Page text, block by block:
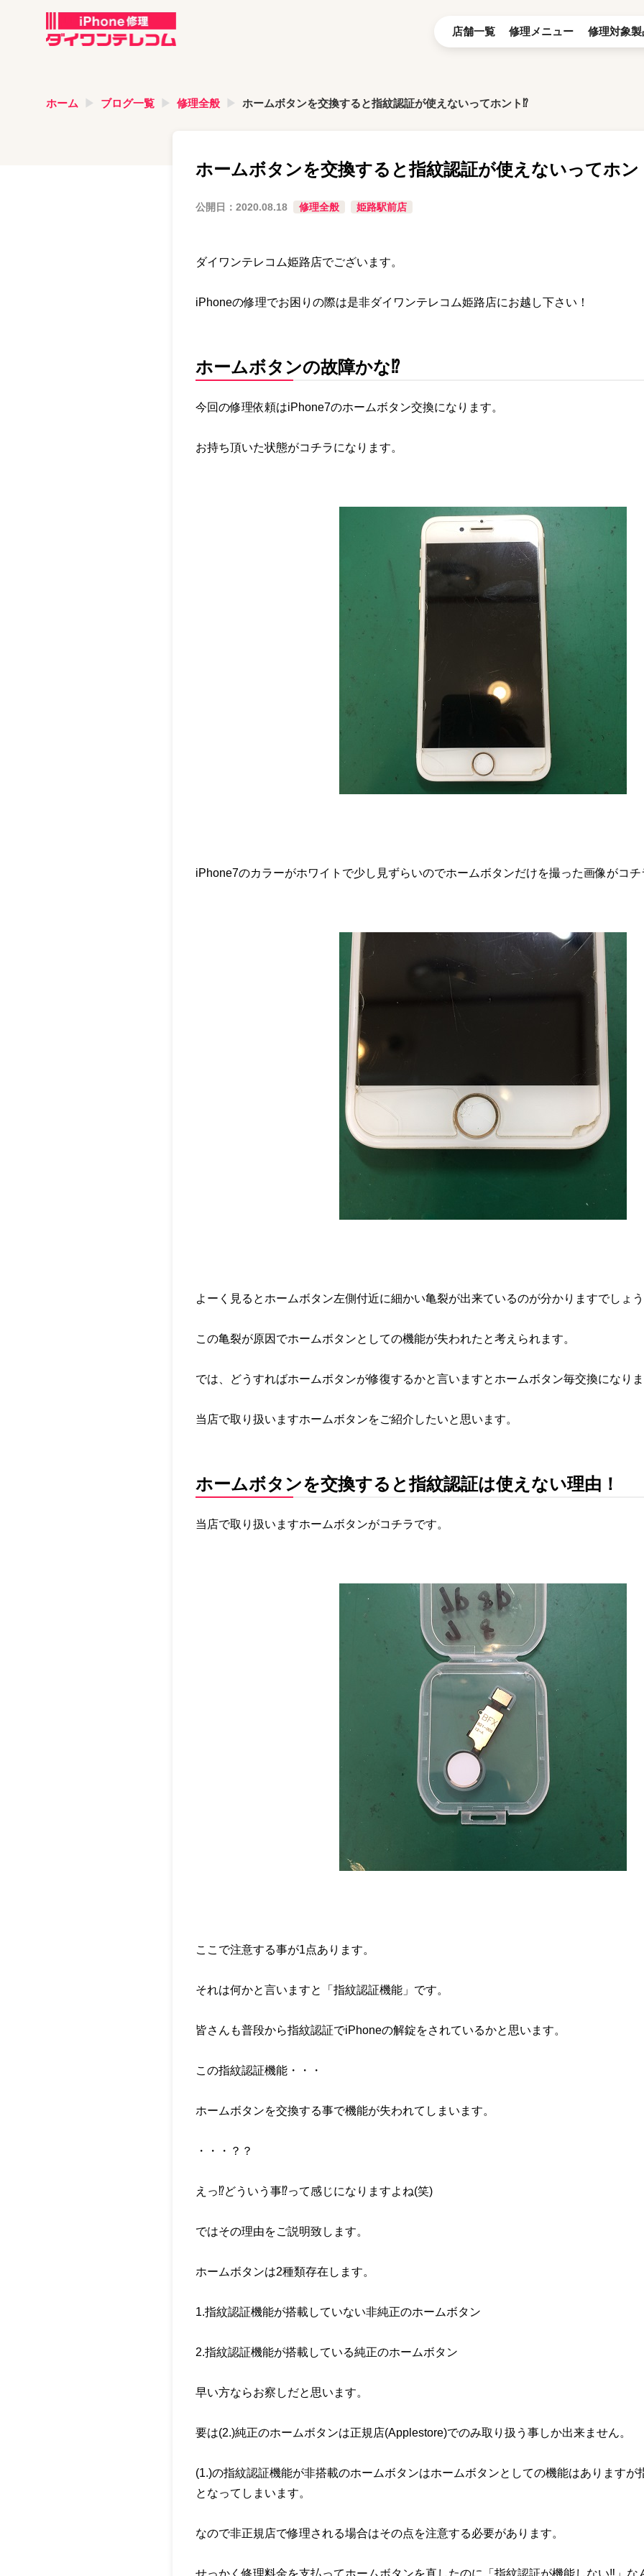
店舗一覧 修理メニュー 修理対象製
ホーム ブログ一覧 修理全般 ホームボタンを交換すると指紋認証が使えないってホント⁉
ホームボタンを交換すると指紋認証が使えないってホン
公開日： 2020.08.18 修理全般 姫路駅前店
ダイワンテレコム姫路店でございます。
iPhoneの修理でお困りの際は是非ダイワンテレコム姫路店にお越し下さい！
ホームボタンの故障かな⁉
今回の修理依頼はiPhone7のホームボタン交換になります。
お持ち頂いた状態がコチラになります。
iPhone7のカラーがホワイトで少し見ずらいのでホームボタンだけを撮った画像がコチ
よーく見るとホームボタン左側付近に細かい亀裂が出来ているのが分かりますでしょ
この亀裂が原因でホームボタンとしての機能が失われたと考えられます。
では、どうすればホームボタンが修復するかと言いますとホームボタン毎交換になり
当店で取り扱いますホームボタンをご紹介したいと思います。
ホームボタンを交換すると指紋認証は使えない理由！
当店で取り扱いますホームボタンがコチラです。
ここで注意する事が1点あります。
それは何かと言いますと「指紋認証機能」です。
皆さんも普段から指紋認証でiPhoneの解錠をされているかと思います。
この指紋認証機能・・・
ホームボタンを交換する事で機能が失われてしまいます。
・・・？？
えっ⁉どういう事⁉って感じになりますよね(笑)
ではその理由をご説明致します。
ホームボタンは2種類存在します。
1.指紋認証機能が搭載していない非純正のホームボタン
2.指紋認証機能が搭載している純正のホームボタン
早い方ならお察しだと思います。
要は(2.)純正のホームボタンは正規店(Applestore)でのみ取り扱う事しか出来ません。
(1.)の指紋認証機能が非搭載のホームボタンはホームボタンとしての機能はありますが
となってしまいます。
なので非正規店で修理される場合はその点を注意する必要があります。
せっかく修理料金を支払ってホームボタンを直したのに「指紋認証が機能しない‼」な